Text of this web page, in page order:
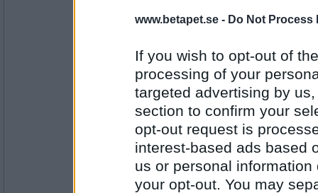
www.betapet.se - Do Not Process
If you wish to opt-out of
processing of your
targeted advertising by
section to confirm your
opt-out request is
interest-based ads based
us or personal
your opt-out. You may
goodie2
Antal inlägg:
1163
Och du då? ( på höstlovet)
Vdk
Bellarom - Ej medlem längre
Vakta damens katter
Vilka platser besöker du helst?
N ö F